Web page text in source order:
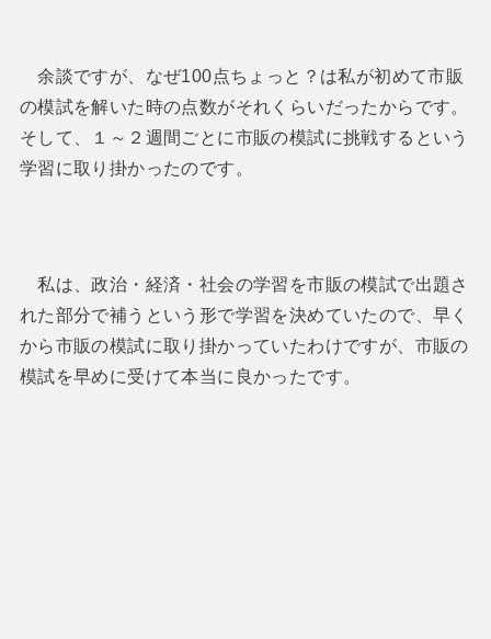
余談ですが、なぜ100点ちょっと？は私が初めて市販
の模試を解いた時の点数がそれくらいだったからです。
そして、１～２週間ごとに市販の模試に挑戦するという
学習に取り掛かったのです。
私は、政治・経済・社会の学習を市販の模試で出題さ
れた部分で補うという形で学習を決めていたので、早く
から市販の模試に取り掛かっていたわけですが、市販の
模試を早めに受けて本当に良かったです。